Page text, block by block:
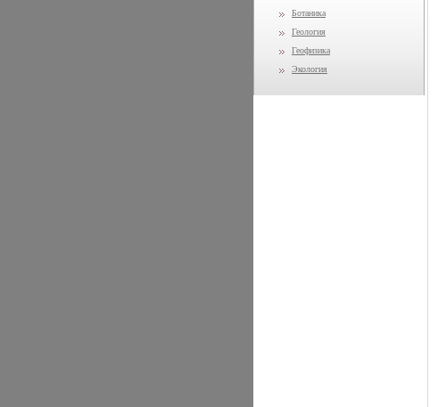
Ботаника
Геология
Геофизика
Экология